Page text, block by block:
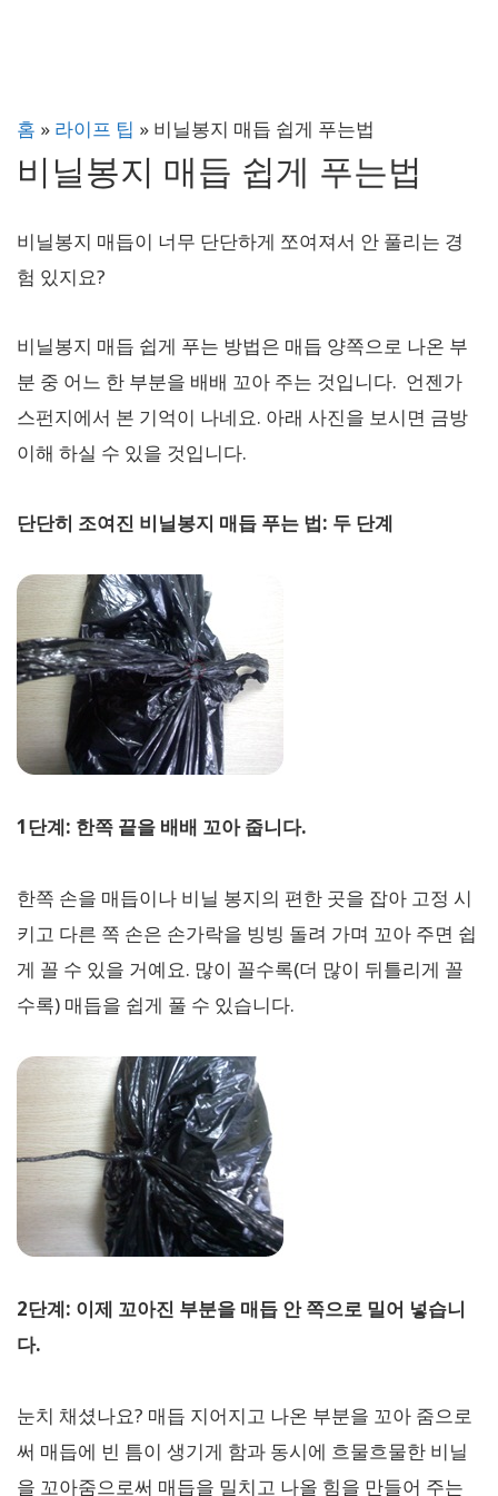
홈 » 라이프 팁 » 비닐봉지 매듭 쉽게 푸는법
비닐봉지 매듭 쉽게 푸는법
비닐봉지 매듭이 너무 단단하게 쪼여져서 안 풀리는 경
험 있지요?
비닐봉지 매듭 쉽게 푸는 방법은 매듭 양쪽으로 나온 부
분 중 어느 한 부분을 배배 꼬아 주는 것입니다. 언젠가
스펀지에서 본 기억이 나네요. 아래 사진을 보시면 금방
이해 하실 수 있을 것입니다.
단단히 조여진 비닐봉지 매듭 푸는 법: 두 단계
1단계: 한쪽 끝을 배배 꼬아 줍니다.
한쪽 손을 매듭이나 비닐 봉지의 편한 곳을 잡아 고정 시
키고 다른 쪽 손은 손가락을 빙빙 돌려 가며 꼬아 주면 쉽
게 꼴 수 있을 거예요. 많이 꼴수록(더 많이 뒤틀리게 꼴
수록) 매듭을 쉽게 풀 수 있습니다.
2단계: 이제 꼬아진 부분을 매듭 안 쪽으로 밀어 넣습니
다.
눈치 채셨나요? 매듭 지어지고 나온 부분을 꼬아 줌으로
써 매듭에 빈 틈이 생기게 함과 동시에 흐물흐물한 비닐
을 꼬아줌으로써 매듭을 밀치고 나올 힘을 만들어 주는